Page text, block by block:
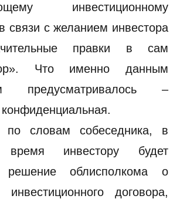
инвестиционному
связи с желанием инвестора
правки в сам
Что именно данным
предусматривалось –
по словам собеседника, в
время инвестору будет
решение облисполкома о
инвестиционного договора,